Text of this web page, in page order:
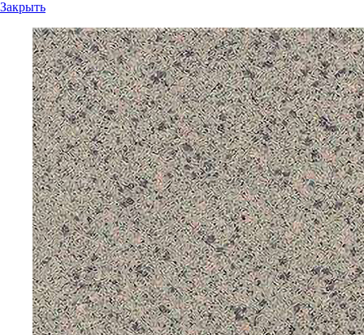
Закрыть